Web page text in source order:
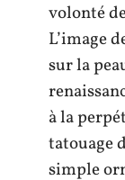
volonté
L’image
sur la
à la
tatouage
simple